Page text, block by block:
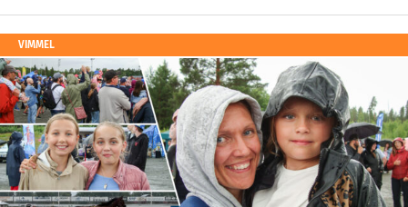
VIMMEL